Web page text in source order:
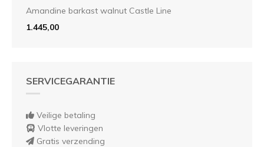
Amandine barkast walnut Castle Line
1.445,00
SERVICEGARANTIE
Veilige betaling
Vlotte leveringen
Gratis verzending